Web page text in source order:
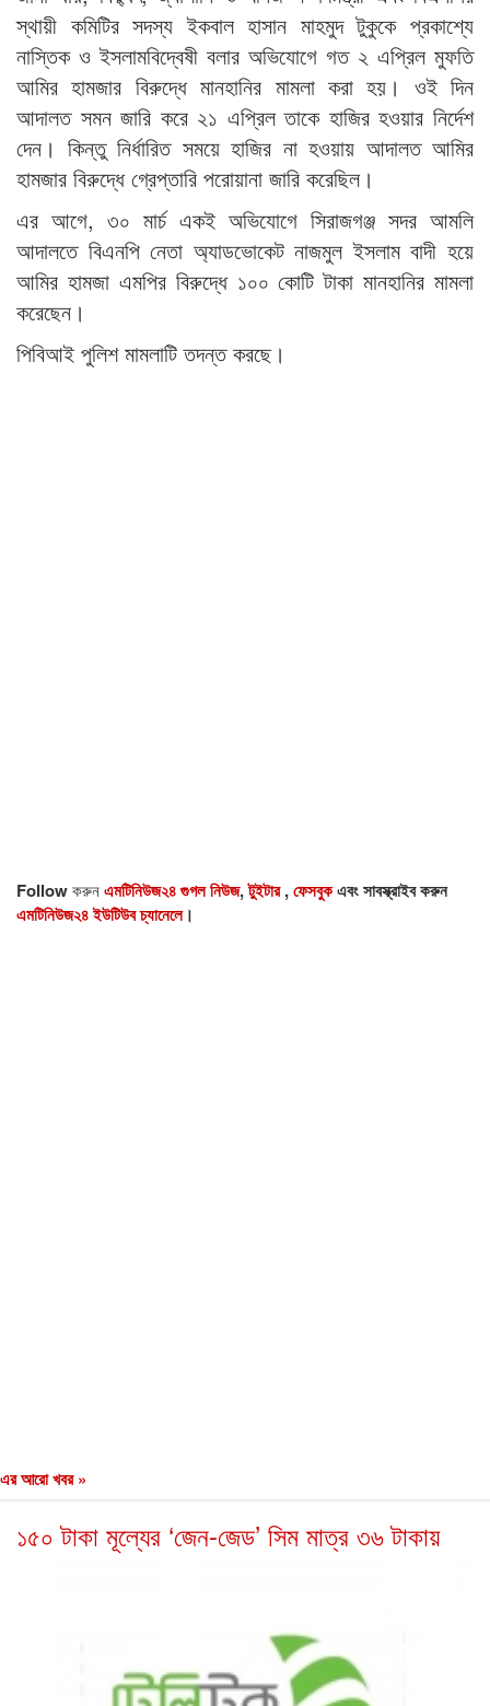
স্থায়ী কমিটির সদস্য ইকবাল হাসান মাহমুদ টুকুকে প্রকাশ্যে
নাস্তিক ও ইসলামবিদ্বেষী বলার অভিযোগে গত ২ এপ্রিল মুফতি
আমির হামজার বিরুদ্ধে মানহানির মামলা করা হয়। ওই দিন
আদালত সমন জারি করে ২১ এপ্রিল তাকে হাজির হওয়ার নির্দেশ
দেন। কিন্তু নির্ধারিত সময়ে হাজির না হওয়ায় আদালত আমির
হামজার বিরুদ্ধে গ্রেপ্তারি পরোয়ানা জারি করেছিল।
এর আগে, ৩০ মার্চ একই অভিযোগে সিরাজগঞ্জ সদর আমলি
আদালতে বিএনপি নেতা অ্যাডভোকেট নাজমুল ইসলাম বাদী হয়ে
আমির হামজা এমপির বিরুদ্ধে ১০০ কোটি টাকা মানহানির মামলা
করেছেন।
পিবিআই পুলিশ মামলাটি তদন্ত করছে।
Followকরুনএমটিনিউজ২৪ গুগল নিউজ,টুইটার,ফেসবুকএবং সাবস্ক্রাইব করুন
এমটিনিউজ২৪ ইউটিউব চ্যানেলে।
এর আরো খবর »
১৫০ টাকা মূল্যের ‘জেন-জেড’ সিম মাত্র ৩৬ টাকায়